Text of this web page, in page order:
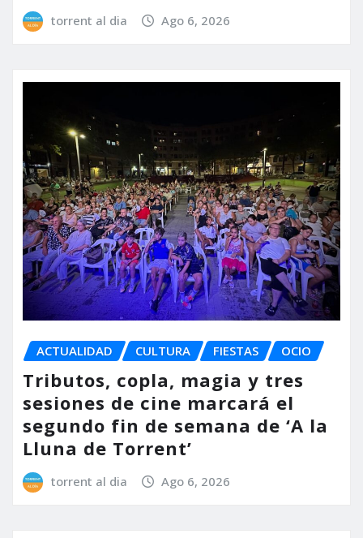
torrent al dia Ago 6, 2026
ACTUALIDAD CULTURA FIESTAS OCIO
Tributos, copla, magia y tres
sesiones de cine marcará el
segundo fin de semana de ‘A la
Lluna de Torrent’
torrent al dia Ago 6, 2026